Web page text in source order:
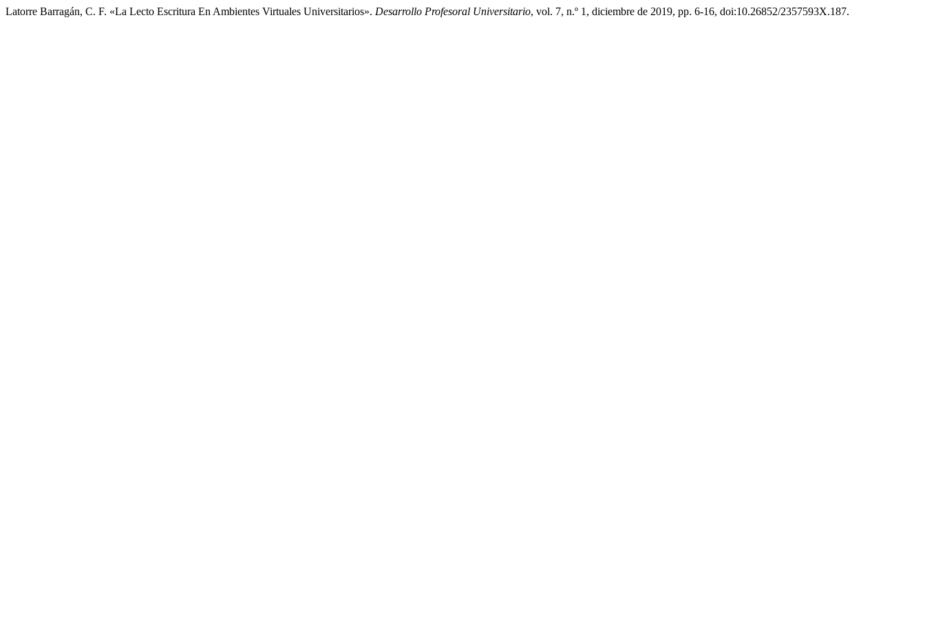
Latorre Barragán, C. F. «La Lecto Escritura En Ambientes Virtuales Universitarios». Desarrollo Profesoral Universitario, vol. 7, n.º 1, diciembre de 2019, pp. 6-16, doi:10.26852/2357593X.187.